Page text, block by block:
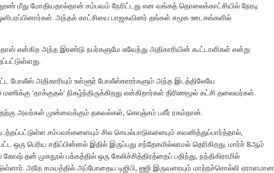
மீது மோதியதால்தான் சம்பவம் நேரிட்டது என வங்கத் தொலைக்காட்சியில் நேரடி
அந்தக் காட்சியை பாஜகவினர் தங்கள் சமூக ஊடகங்களில்
என்கிற அந்த இரண்டு நபர்களுமே சுவேந்து அதிகாரியின் கூட்டாளிகள் என்று
போலீஸ் அதிகாரியும் உள்ளூர் போலீஸ்காரர்களும் அந்த இடத்திலேயே
‘தாக்குதல்’ நிகழ்ந்திருக்கிறது என்கிறார்கள் திரிணமூல் கட்சி தலைவர்கள்.
அவர்கள் முன்வைக்கும் தகவல்கள், கொஞ்சம் பகீர் ரகம்தான்.
சம்பவங்களையும் சில செயல்பாடுகளையும் கவனித்துப்பார்த்தால்,
ஒரு பெரிய சதிப்பின்னல் இதில் இருப்பது சந்தேகமில்லாமல் தெரிகிறது. மார்ச் 8ஆம்
தன் முகநூல் பக்கத்தில் ஒரு கேலிச்சித்திரத்தைப் பதிந்து, நந்திகிராமில்
அதே சமயத்தில் அப்போதைய டிஜிபி, ஐஜி இருவரையும் மாற்றச்சொல்லி ஏராளமான